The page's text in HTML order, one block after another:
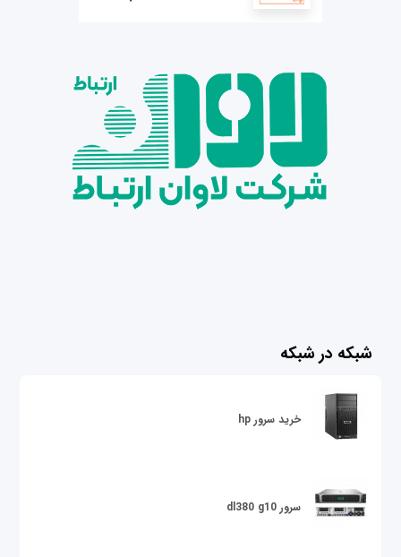
شبکه در شبکه
خرید سرور hp
سرور dl380 g10